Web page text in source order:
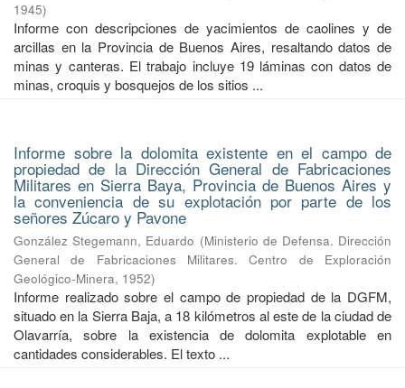
1945)
Informe con descripciones de yacimientos de caolines y de
arcillas en la Provincia de Buenos Aires, resaltando datos de
minas y canteras. El trabajo incluye 19 láminas con datos de
minas, croquis y bosquejos de los sitios ...
Informe sobre la dolomita existente en el campo de
propiedad de la Dirección General de Fabricaciones
Militares en Sierra Baya, Provincia de Buenos Aires y
la conveniencia de su explotación por parte de los
señores Zúcaro y Pavone
González Stegemann, Eduardo (Ministerio de Defensa. Dirección
General de Fabricaciones Militares. Centro de Exploración
Geológico-Minera, 1952)
Informe realizado sobre el campo de propiedad de la DGFM,
situado en la Sierra Baja, a 18 kilómetros al este de la ciudad de
Olavarría, sobre la existencia de dolomita explotable en
cantidades considerables. El texto ...